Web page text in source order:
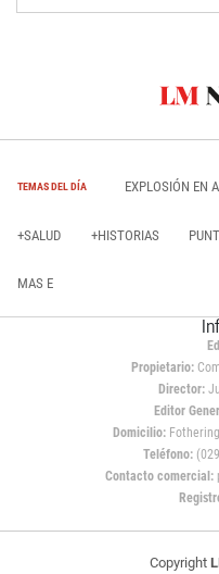
TEMAS DEL DÍA EXPLOSIÓN EN
+SALUD +HISTORIAS
MAS E
Propietario:
Director:
Editor
Domicilio:
Teléfono:
Contacto comercial:
Copyright